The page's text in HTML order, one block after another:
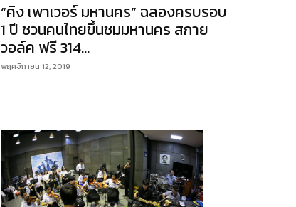
“คิง เพาเวอร์ มหานคร” ฉลองครบรอบ
1 ปี ชวนคนไทยขึ้นชมมหานคร สกาย
วอล์ค ฟรี 314...
พฤศจิกายน 12, 2019